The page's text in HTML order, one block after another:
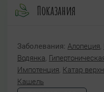
Показания
Заболевания: Алопеция,
Водянка,
Импотенция, Катар
Кашель